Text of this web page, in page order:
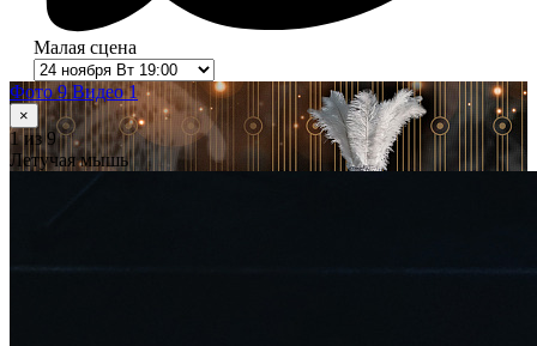
Малая сцена
Фото 9Видео 1
×
1из 9
Летучая мышь